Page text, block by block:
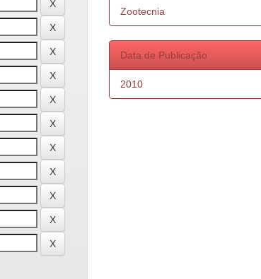
Zootecnia
Data de Publicação
2010